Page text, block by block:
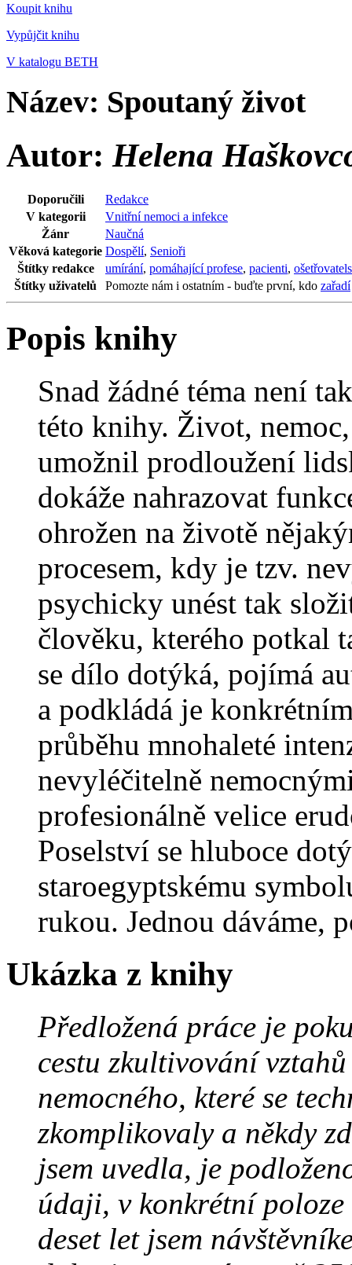
Koupit knihu
Vypůjčit knihu
V katalogu BETH
Název: Spoutaný život
Autor: Helena
Doporučili
Redakce
V kategorii
Vnitřní nemoci a infekce
Žánr
Naučná
Věková kategorie Dospělí, Senioři
Štítky redakce
umírání, pomáhající profese, pacienti,
Štítky uživatelů
Pomozte nám i ostatním - buďte první, kdo zařadí
Popis knihy
Snad žádné téma není
této knihy. Život,
umožnil prodloužení
dokáže nahrazovat
ohrožen na životě
procesem, kdy je tzv.
psychicky unést tak
člověku, kterého potkal
se dílo dotýká, pojímá
a podkládá je
průběhu mnohaleté
nevyléčitelně
profesionálně velice
Poselství se hluboce
staroegyptskému
rukou. Jednou dáváme,
Ukázka z knihy
Předložená práce je
cestu zkultivování
nemocného, které se
zkomplikovaly a někdy
jsem uvedla, je
údaji, v konkrétní poloze
deset let jsem